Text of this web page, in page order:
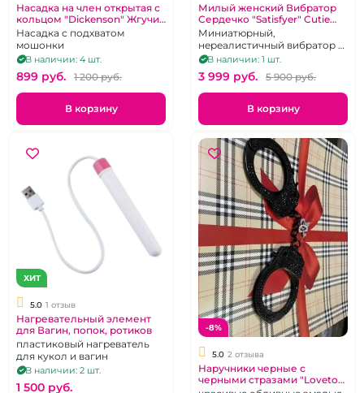
Насадка на член открытая с
кольцом "Dickenson" Жгучий
брюнет
Насадка с подхватом
мошонки
В наличии: 4 шт.
899 pуб. 1 200 pуб.
В корзину
Милый женский Вибратор
Сердечко "Satisfyer" Cutie
heart голубое
Миниатюрный,
нереалистичный вибратор с
функцией вакуумно-
волновой стимуляции
клитора
В наличии: 1 шт.
3 999 pуб. 5 900 pуб.
В корзину
ХИТ
5.0 1 отзыв
Нагревательный элемент
для Вагин, попок, ротиков
пластиковый нагреватель
для кукол и вагин
В наличии: 2 шт.
1 500 pуб.
-8%
5.0 2 отзыва
Наручники черные с
черными стразами "Lovetoy"